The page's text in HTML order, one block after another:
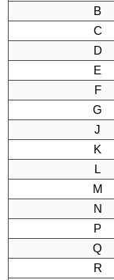
B
C
D
E
F
G
J
K
L
M
N
P
Q
R